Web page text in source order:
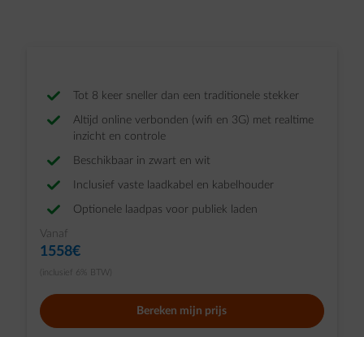
Tot 8 keer sneller dan een traditionele stekker
Altijd online verbonden (wifi en 3G) met realtime
inzicht en controle
Beschikbaar in zwart en wit
Inclusief vaste laadkabel en kabelhouder
Optionele laadpas voor publiek laden
Vanaf
1558€
(inclusief 6% BTW)
Bereken mijn prijs